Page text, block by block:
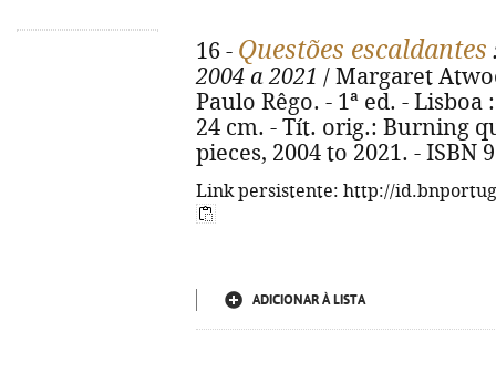
16 - Questões escaldantes
2004 a 2021 / Margaret
Paulo Rêgo. - 1ª ed. -
24 cm. - Tít. orig.: Burning
pieces, 2004 to 2021. - ISBN
Link persistente: http://
ADICIONAR À LISTA